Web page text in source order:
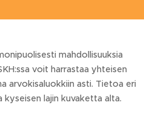
mahdollisuuksia
voit harrastaa yhteisen
arvokisaluokkiin asti. Tietoa eri
lajin kuvaketta alta.